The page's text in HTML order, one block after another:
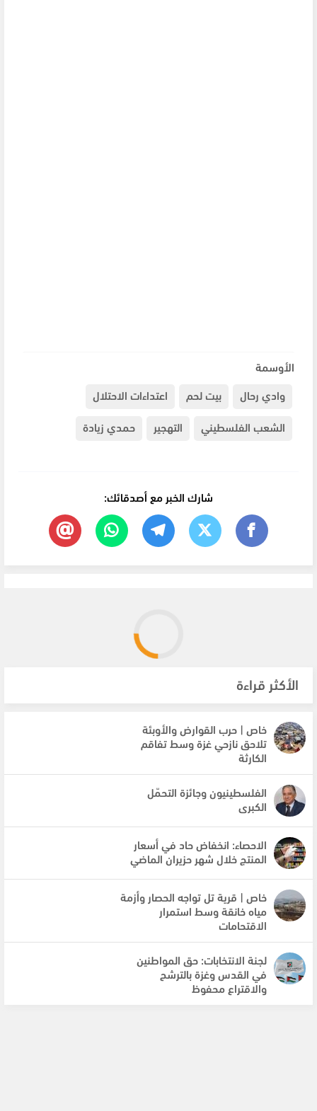
الأوسمة
وادي رحال
بيت لحم
اعتداءات الاحتلال
الشعب الفلسطيني
التهجير حمدي زيادة
شارك الخبر مع أصدقائك:
الأكثر قراءة
خاص | حرب القوارض والأوبئة
تلاحق نازحي غزة وسط تفاقم
الكارثة
الفلسطينيون وجائزة التحمّل
الكبرى
الاحصاء: انخفاض حاد في أسعار
المنتج خلال شهر حزيران الماضي
خاص | قرية تل تواجه الحصار وأزمة
مياه خانقة وسط استمرار
الاقتحامات
لجنة الانتخابات: حق المواطنين
في القدس وغزة بالترشح
والاقتراع محفوظ